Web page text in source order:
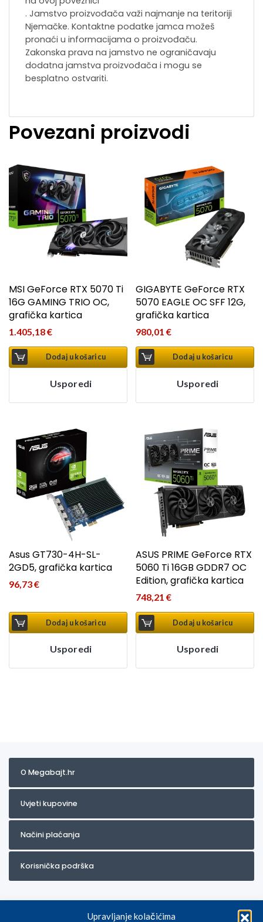
Upravljanje kolačićima
. Jamstvo proizvođača važi najmanje na teritoriji
Njemačke. Kontaktne podatke jamca možeš
pronaći u informacijama o proizvođaču.
Zakonska prava na jamstvo ne ograničavaju
dodatna jamstva proizvođača i mogu se
besplatno ostvariti.
Povezani proizvodi
MSI GeForce RTX 5070 Ti
16G GAMING TRIO OC,
grafička kartica
1.405,18€
Dodaj u košaricu
Usporedi
GIGABYTE GeForce RTX
5070 EAGLE OC SFF 12G,
grafička kartica
980,01€
Dodaj u košaricu
Usporedi
Asus GT730-4H-SL-
2GD5, grafička kartica
96,73€
Dodaj u košaricu
Usporedi
ASUS PRIME GeForce RTX
5060 Ti 16GB GDDR7 OC
Edition, grafička kartica
748,21€
Dodaj u košaricu
Usporedi
O Megabajt.hr
Uvjeti kupovine
Načini plaćanja
Korisnička podrška